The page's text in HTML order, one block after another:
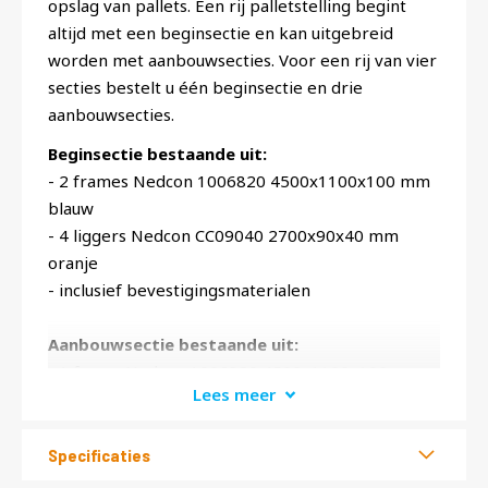
opslag van pallets. Een rij palletstelling begint
altijd met een beginsectie en kan uitgebreid
worden met aanbouwsecties. Voor een rij van vier
secties bestelt u één beginsectie en drie
aanbouwsecties.
Beginsectie bestaande uit:
- 2 frames Nedcon 1006820 4500x1100x100 mm
blauw
- 4 liggers Nedcon CC09040 2700x90x40 mm
oranje
- inclusief bevestigingsmaterialen
Aanbouwsectie bestaande uit:
oranje
Lees meer
Specificaties